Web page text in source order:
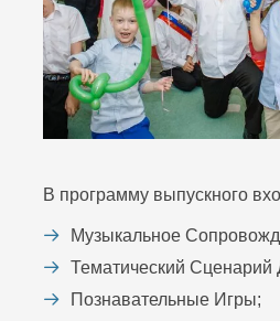
В программу выпускного
Музыкальное
Тематический Сценарий
Познавательные Игры;